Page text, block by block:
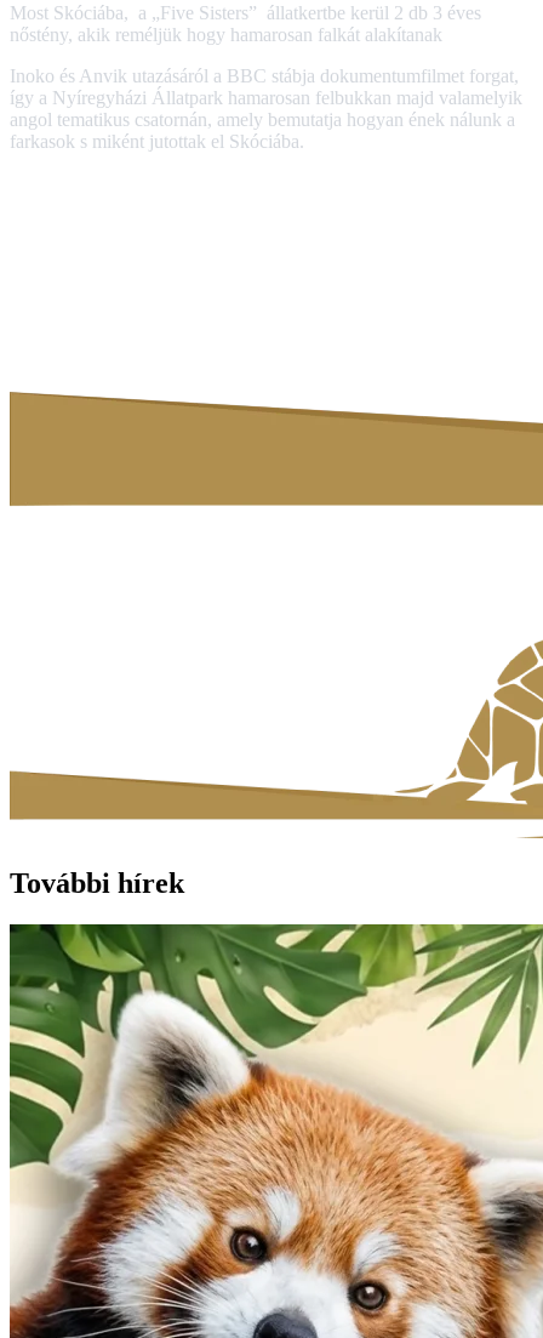
Most Skóciába, a „Five Sisters” állatkertbe kerül 2 db 3 éves
nőstény, akik reméljük hogy hamarosan falkát alakítanak
Inoko és Anvik utazásáról a BBC stábja dokumentumfilmet forgat,
így a Nyíregyházi Állatpark hamarosan felbukkan majd valamelyik
angol tematikus csatornán, amely bemutatja hogyan ének nálunk a
farkasok s miként jutottak el Skóciába.
További hírek